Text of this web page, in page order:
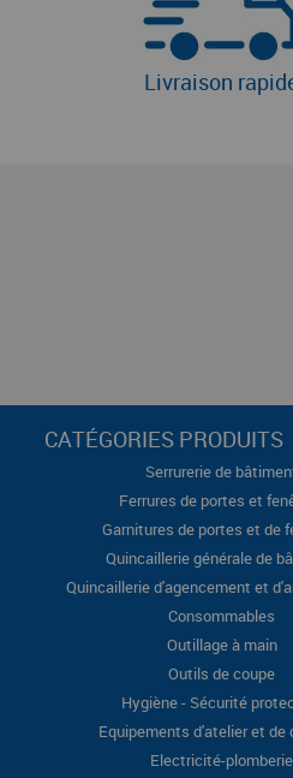
Livraison
CATÉGORIES PRODUITS
Serrurerie de
Ferrures de portes et
Garnitures de portes et de
Quincaillerie générale de
Quincaillerie d'agencement et
Consommables
Outillage à main
Outils de coupe
Hygiène - Sécurité
Equipements d'atelier et de
Electricité-plomberie